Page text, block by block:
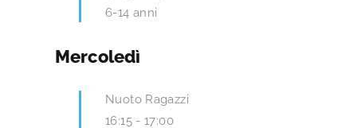
6-14 anni
Mercoledì
Nuoto Ragazzi
16:15 -17:00